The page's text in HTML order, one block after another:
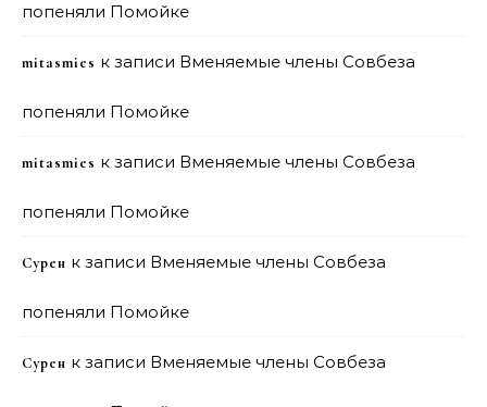
попеняли Помойке
mitasmies к записи Вменяемые члены Совбеза
попеняли Помойке
mitasmies к записи Вменяемые члены Совбеза
попеняли Помойке
Сурен к записи Вменяемые члены Совбеза
попеняли Помойке
Сурен к записи Вменяемые члены Совбеза